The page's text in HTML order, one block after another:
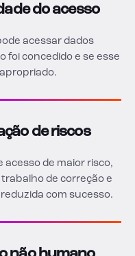
do acesso
acessar dados
foi concedido e se esse
de riscos
acesso de maior risco,
de correção e
com sucesso.